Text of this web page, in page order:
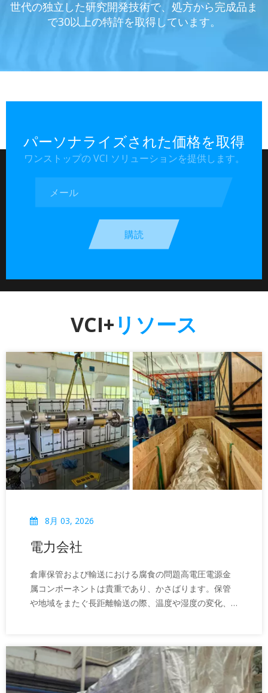
世代の独立した研究開発技術で、処方から完成品ま
で30以上の特許を取得しています。
1319 規格に合格しています。
ち、関連するサポートとサービスを 3000 以上の有名
な国内外の企業に提供してきました。
経験、製品は 100 以上の業界をカバー
リーニング、防錆、梱包の問題！
に合格しています
企業は、リトルジャイアントエンタープライズで
す。
パーソナライズされた価格を取得
ワンストップの VCI ソリューションを提供します。
購読
VCI+リソース
8月 03, 2026
電力会社
倉庫保管および輸送における腐食の問題高電圧電源金
属コンポーネントは貴重であり、かさばります。保管
や地域をまたぐ長距離輸送の際、温度や湿度の変化、